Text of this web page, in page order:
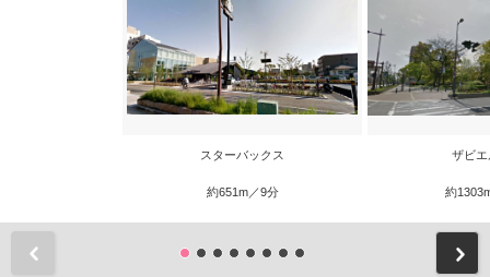
スターバックス
約651m／9分
ザビエ
約